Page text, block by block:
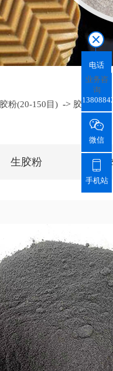
胶粉(20-150目) -> 胶粉
生胶粉
电话
业务咨
询

微信

手机站